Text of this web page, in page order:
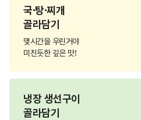
국·탕·찌개
골라담기
몇시간을 우린거야
미친듯한 깊은 맛!
냉장 생선구이
골라담기